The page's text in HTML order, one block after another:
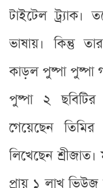
টাইটেল ট্র্যাক।
ভাষায়। কিন্তু
কাড়ল পুষ্পা পুষ্পা
পুষ্পা ২ ছবিটির
গেয়েছেন
লিখেছেন
প্রায় ১ লাখ